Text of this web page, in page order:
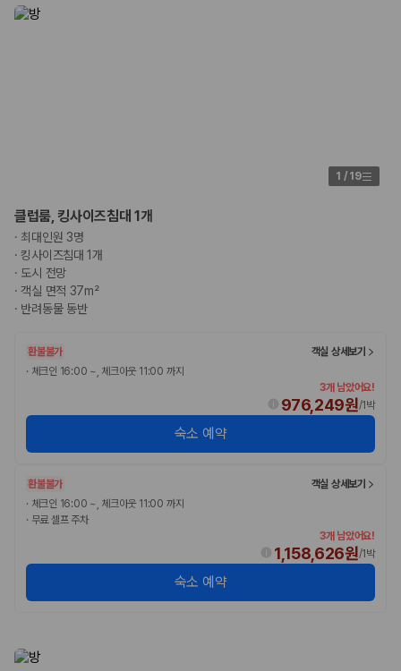
1 / 19
클럽룸, 킹사이즈침대 1개
· 최대인원 3명
·킹사이즈침대 1개
· 도시 전망
·객실 면적 37m²
· 반려동물 동반
환불불가
객실 상세보기
· 체크인 16:00 ~, 체크아웃 11:00 까지
3개 남았어요!
976,249원/1박
숙소 예약
환불불가
객실 상세보기
· 체크인 16:00 ~, 체크아웃 11:00 까지
· 무료 셀프 주차
3개 남았어요!
1,158,626원/1박
숙소 예약